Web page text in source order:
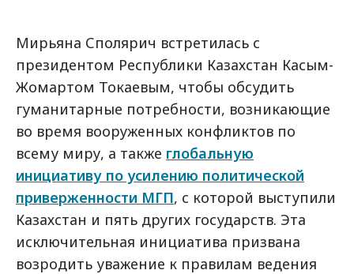
Мирьяна Сполярич встретилась с
президентом Республики Казахстан Касым-
Жомартом Токаевым, чтобы обсудить
гуманитарные потребности, возникающие
во время вооруженных конфликтов по
всему миру, а также глобальную
инициативу по усилению политической
приверженности МГП, с которой выступили
Казахстан и пять других государств. Эта
исключительная инициатива призвана
возродить уважение к правилам ведения